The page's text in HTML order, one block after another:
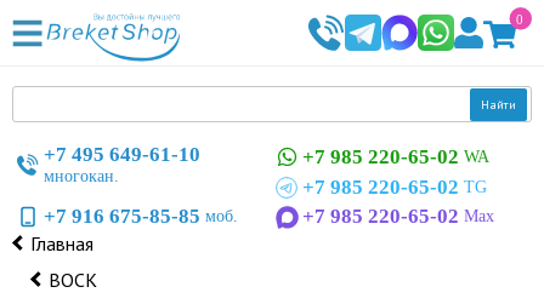
0
Найти
+7 495 649-61-10
многокан.
+7 916 675-85-85 моб.
+7 985 220-65-02 WA
+7 985 220-65-02 TG
+7 985 220-65-02 Max
Главная
ВОСК